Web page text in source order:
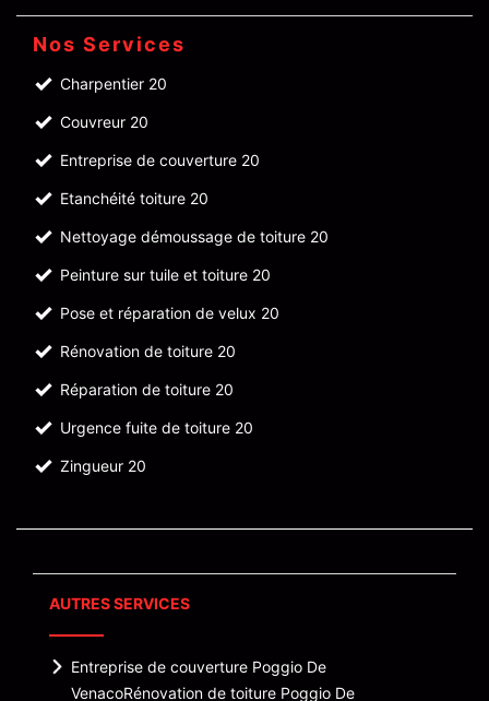
Nos Services
Charpentier 20
Couvreur 20
Entreprise de couverture 20
Etanchéité toiture 20
Nettoyage démoussage de toiture 20
Peinture sur tuile et toiture 20
Pose et réparation de velux 20
Rénovation de toiture 20
Réparation de toiture 20
Urgence fuite de toiture 20
Zingueur 20
AUTRES SERVICES
Entreprise de couverture Poggio De
VenacoRénovation de toiture Poggio De